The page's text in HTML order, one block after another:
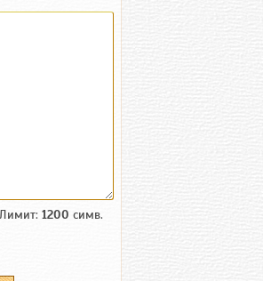
1200 симв.